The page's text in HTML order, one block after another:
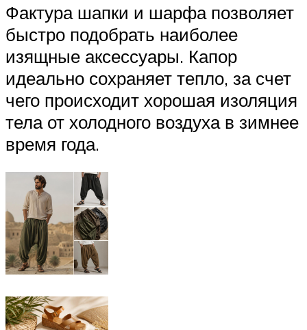
Фактура шапки и шарфа позволяет
быстро подобрать наиболее
изящные аксессуары. Капор
идеально сохраняет тепло, за счет
чего происходит хорошая изоляция
тела от холодного воздуха в зимнее
время года.